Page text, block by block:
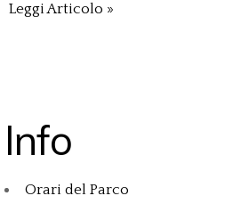
Leggi Articolo »
Info
Orari del Parco